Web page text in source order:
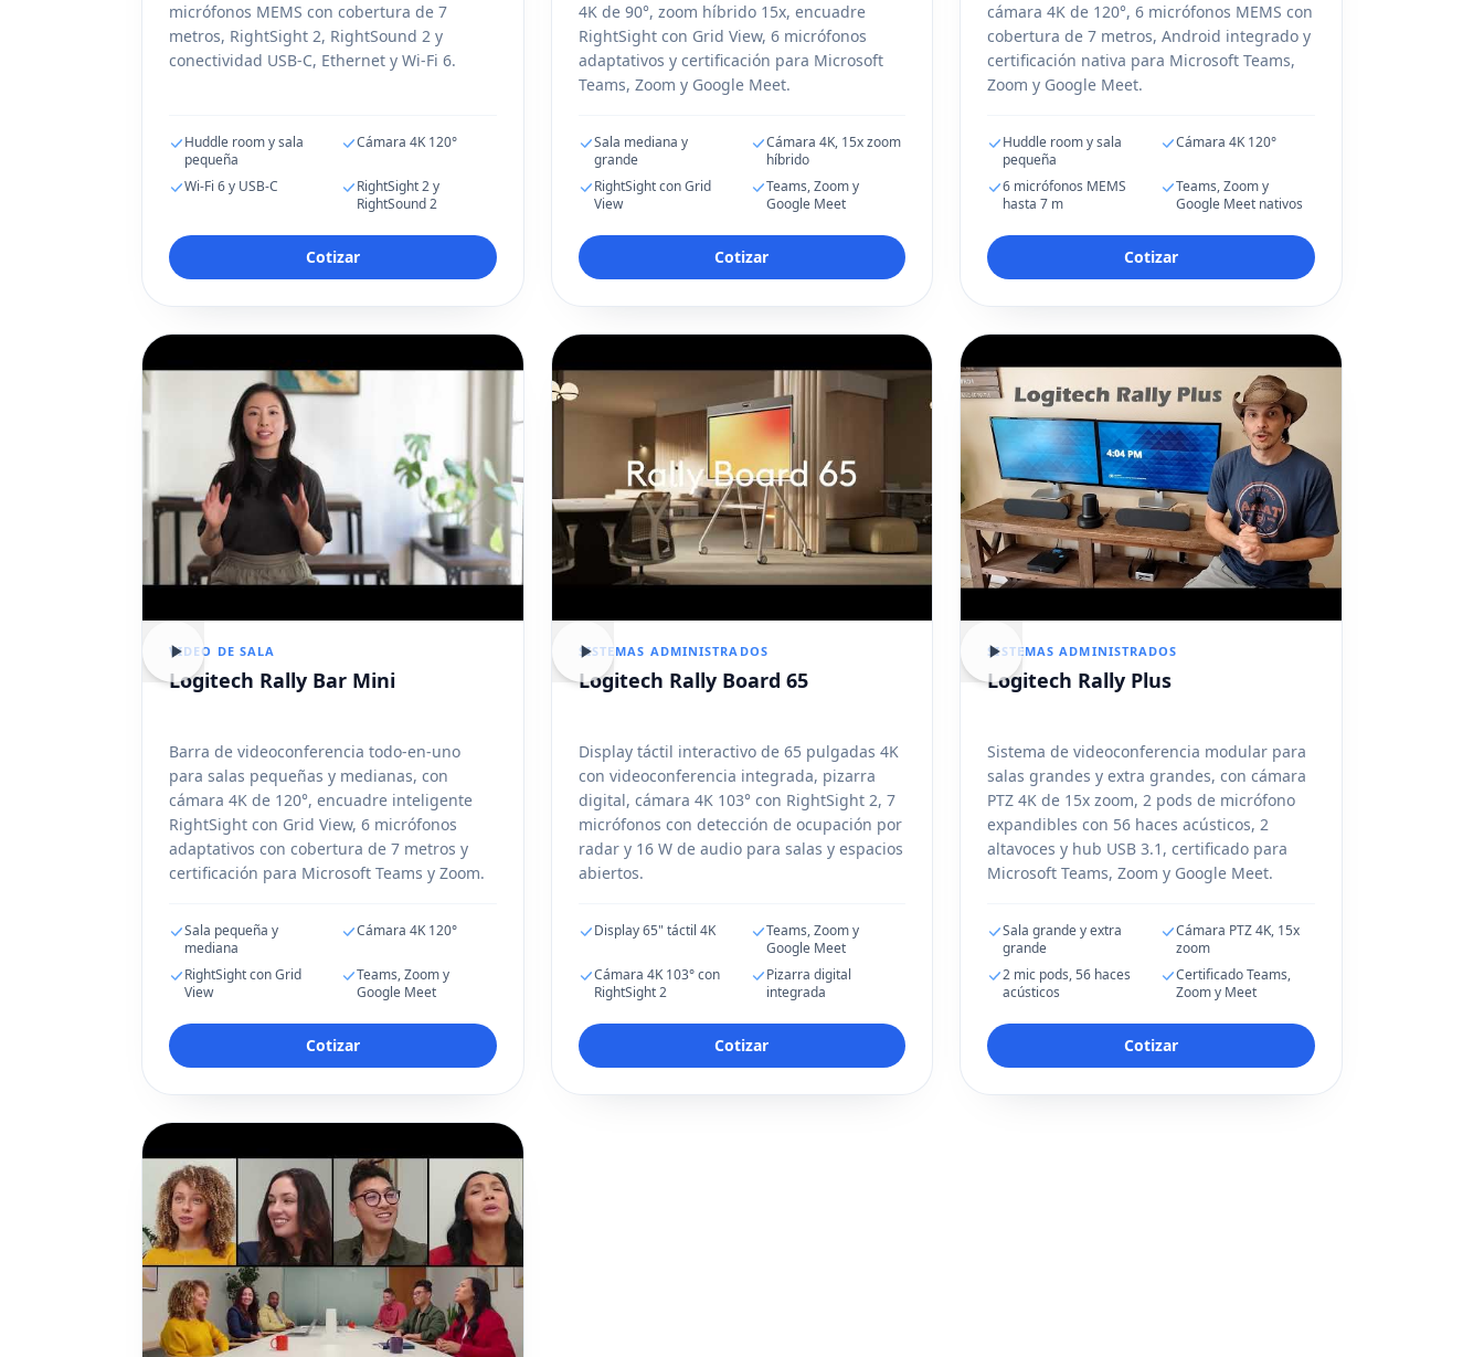
micrófonos MEMS con cobertura de 7
metros, RightSight 2, RightSound 2 y
conectividad USB-C, Ethernet y Wi-Fi 6.
Huddle room y sala
pequeña
Cámara 4K 120°
Wi-Fi 6 y USB-C
RightSight 2 y
RightSound 2
Cotizar
4K de 90°, zoom híbrido 15x, encuadre
RightSight con Grid View, 6 micrófonos
adaptativos y certificación para Microsoft
Teams, Zoom y Google Meet.
Sala mediana y
grande
Cámara 4K, 15x zoom
híbrido
RightSight con Grid
View
Teams, Zoom y
Google Meet
Cotizar
cámara 4K de 120°, 6 micrófonos MEMS con
cobertura de 7 metros, Android integrado y
certificación nativa para Microsoft Teams,
Zoom y Google Meet.
Huddle room y sala
pequeña
Cámara 4K 120°
6 micrófonos MEMS
hasta 7 m
Teams, Zoom y
Google Meet nativos
Cotizar
VIDEO DE SALA
Logitech Rally Bar Mini
Barra de videoconferencia todo-en-uno
para salas pequeñas y medianas, con
cámara 4K de 120°, encuadre inteligente
RightSight con Grid View, 6 micrófonos
adaptativos con cobertura de 7 metros y
certificación para Microsoft Teams y Zoom.
Sala pequeña y
mediana
Cámara 4K 120°
RightSight con Grid
View
Teams, Zoom y
Google Meet
Cotizar
SISTEMAS ADMINISTRADOS
Logitech Rally Board 65
Display táctil interactivo de 65 pulgadas 4K
con videoconferencia integrada, pizarra
digital, cámara 4K 103° con RightSight 2, 7
micrófonos con detección de ocupación por
radar y 16 W de audio para salas y espacios
abiertos.
Display 65" táctil 4K
Teams, Zoom y
Google Meet
Cámara 4K 103° con
RightSight 2
Pizarra digital
integrada
Cotizar
SISTEMAS ADMINISTRADOS
Logitech Rally Plus
Sistema de videoconferencia modular para
salas grandes y extra grandes, con cámara
PTZ 4K de 15x zoom, 2 pods de micrófono
expandibles con 56 haces acústicos, 2
altavoces y hub USB 3.1, certificado para
Microsoft Teams, Zoom y Google Meet.
Sala grande y extra
grande
Cámara PTZ 4K, 15x
zoom
2 mic pods, 56 haces
acústicos
Certificado Teams,
Zoom y Meet
Cotizar